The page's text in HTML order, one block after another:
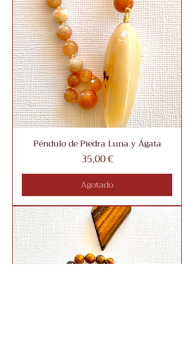
Péndulo de Piedra Luna y Ágata
Precio
35,00 €
Agotado